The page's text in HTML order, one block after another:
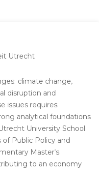
Utrecht
climate change,
disruption and
issues requires
analytical foundations
University School
of Public Policy and
Master's
to an economy